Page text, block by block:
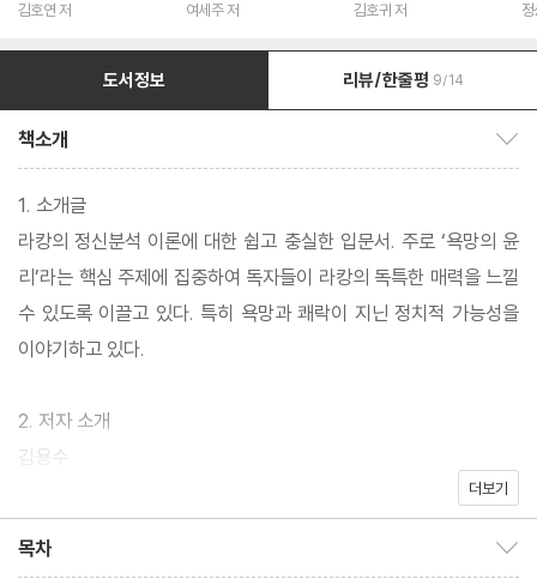
김호연 저 여세주 저
총서 316
김호귀 저
도서정보 리뷰/한줄평 9/14
책소개
1. 소개글
라캉의 정신분석 이론에 대한 쉽고 충실한 입문서. 주로 ‘욕망의 윤
리’라는 핵심 주제에 집중하여 독자들이 라캉의 독특한 매력을 느낄
수 있도록 이끌고 있다. 특히 욕망과 쾌락이 지닌 정치적 가능성을
이야기하고 있다.
2. 저자 소개
김용수
현 한림대학교 영어영문학과 부교수. 미국 뉴욕주립대(SUNY at B
학위를 받았다. 공저로 『대중문학: 주변부의 반란』이 있으며, 논문
더보기
목차